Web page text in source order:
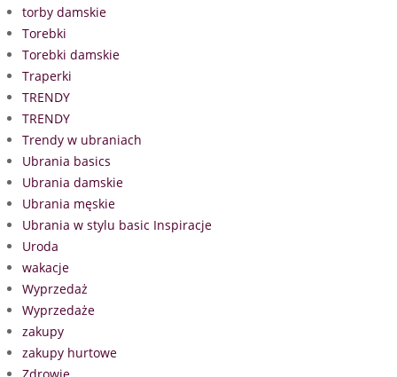
torby damskie
Torebki
Torebki damskie
Traperki
TRENDY
TRENDY
Trendy w ubraniach
Ubrania basics
Ubrania damskie
Ubrania męskie
Ubrania w stylu basic Inspiracje
Uroda
wakacje
Wyprzedaż
Wyprzedaże
zakupy
zakupy hurtowe